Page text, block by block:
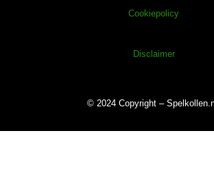
Cookiepolicy
Disclaimer
© 2024 Copyright –